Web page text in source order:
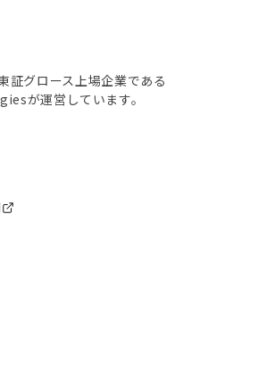
証グロース上場企業である
が運営しています。